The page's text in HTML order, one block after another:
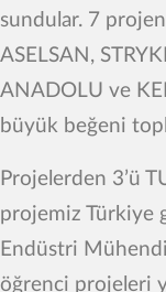
sundular. 7
ASELSAN,
ANADOLU ve
büyük beğeni
Projelerden 3’ü
projemiz Türkiye
Endüstri
öğrenci projeleri